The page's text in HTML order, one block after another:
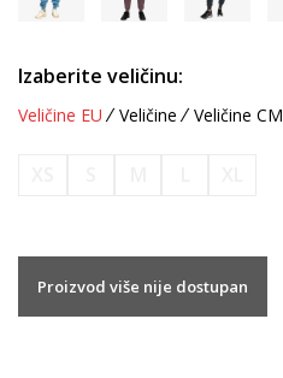
Izaberite veličinu:
Veličine EU Veličine Veličine CM
Proizvod više nije dostupan